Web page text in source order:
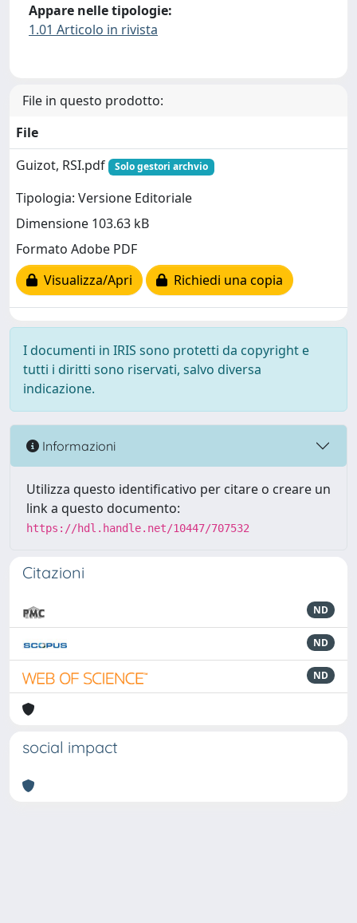
Appare nelle tipologie:
1.01 Articolo in rivista
File in questo prodotto:
File
Guizot, RSI.pdf
Solo gestori archvio
Tipologia: Versione Editoriale
Dimensione 103.63 kB
Formato Adobe PDF
Visualizza/Apri
Richiedi una copia
I documenti in IRIS sono protetti da copyright e
tutti i diritti sono riservati, salvo diversa
indicazione.
Informazioni
Utilizza questo identificativo per citare o creare un
link a questo documento:
https://hdl.handle.net/10447/707532
Citazioni
ND
ND
ND
social impact